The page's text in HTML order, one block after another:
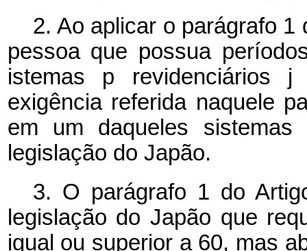
2. Ao aplicar o parágrafo
pessoa que possua
istemas p revidenciários
exigência referida naquele
em um daqueles
legislação do Japão.
3. O parágrafo 1 do
legislação do Japão que
igual ou superior a 60, mas